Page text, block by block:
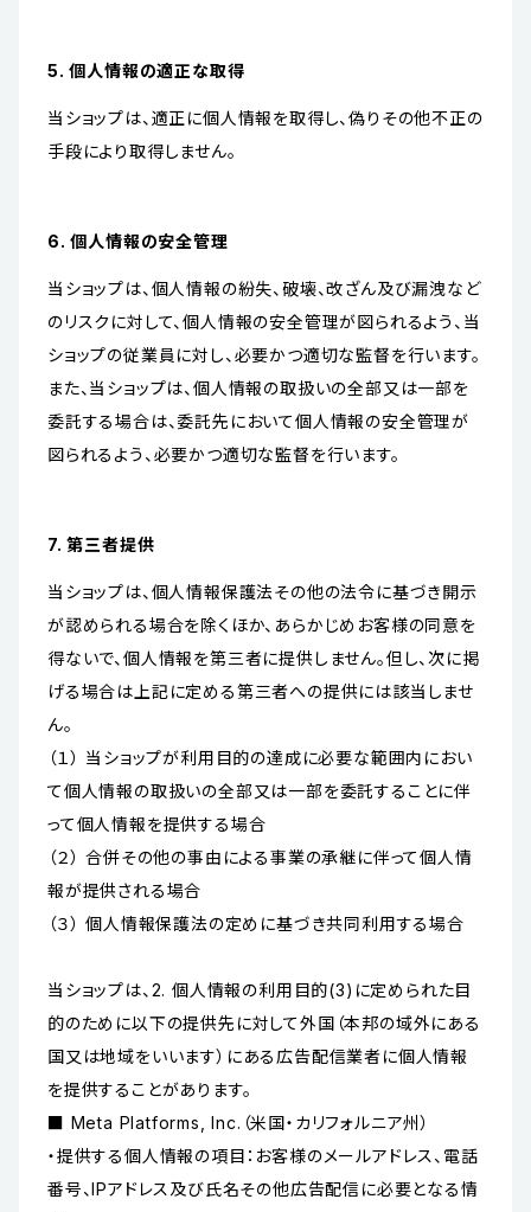
5. 個人情報の適正な取得
当ショップは、適正に個人情報を取得し、偽りその他不正の
手段により取得しません。
6. 個人情報の安全管理
当ショップは、個人情報の紛失、破壊、改ざん及び漏洩など
のリスクに対して、個人情報の安全管理が図られるよう、当
ショップの従業員に対し、必要かつ適切な監督を行います。
また、当ショップは、個人情報の取扱いの全部又は一部を
委託する場合は、委託先において個人情報の安全管理が
図られるよう、必要かつ適切な監督を行います。
7. 第三者提供
当ショップは、個人情報保護法その他の法令に基づき開示
が認められる場合を除くほか、あらかじめお客様の同意を
得ないで、個人情報を第三者に提供しません。但し、次に掲
げる場合は上記に定める第三者への提供には該当しませ
ん。
（１） 当ショップが利用目的の達成に必要な範囲内におい
て個人情報の取扱いの全部又は一部を委託することに伴
って個人情報を提供する場合
（２） 合併その他の事由による事業の承継に伴って個人情
報が提供される場合
（３） 個人情報保護法の定めに基づき共同利用する場合
当ショップは、2. 個人情報の利用目的(3)に定められた目
的のために以下の提供先に対して外国（本邦の域外にある
国又は地域をいいます）にある広告配信業者に個人情報
を提供することがあります。
■ Meta Platforms, Inc.（米国・カリフォルニア州）
・提供する個人情報の項目：お客様のメールアドレス、電話
番号、IPアドレス及び氏名その他広告配信に必要となる情